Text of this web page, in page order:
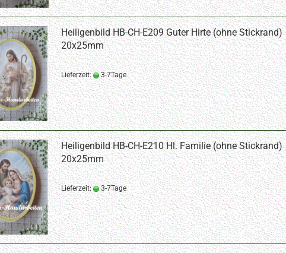
Heiligenbild HB-CH-E209 Guter Hirte (ohne Stickrand)
20x25mm
Lieferzeit: 3-7Tage
Heiligenbild HB-CH-E210 Hl. Familie (ohne Stickrand)
20x25mm
Lieferzeit: 3-7Tage